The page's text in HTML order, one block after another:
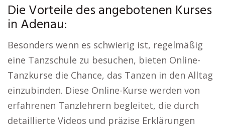
Die Vorteile des angebotenen Kurses
in Adenau:
Besonders wenn es schwierig ist, regelmäßig
eine Tanzschule zu besuchen, bieten Online-
Tanzkurse die Chance, das Tanzen in den Alltag
einzubinden. Diese Online-Kurse werden von
erfahrenen Tanzlehrern begleitet, die durch
detaillierte Videos und präzise Erklärungen